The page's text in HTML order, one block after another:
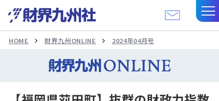
HOME 財界九州ONLINE 2024年04月号